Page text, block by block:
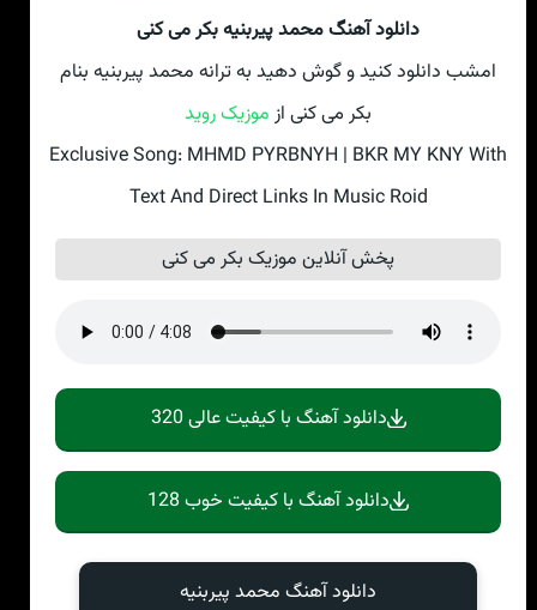
دانلود آهنگ محمد پیربنیه بکر می کنی
امشب دانلود کنید و گوش دهید به ترانه محمد پیربنیه بنام
بکر می کنی از موزیک روید
Exclusive Song: MHMD PYRBNYH | BKR MY KNY With
Text And Direct Links In Music Roid
پخش آنلاین موزیک بکر می کنی
دانلود آهنگ با کیفیت عالی 320
دانلود آهنگ با کیفیت خوب 128
دانلود آهنگ محمد پیربنیه